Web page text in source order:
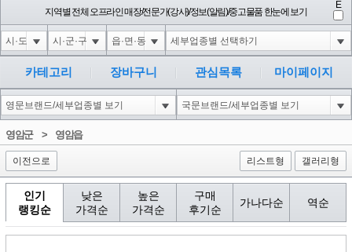
3 익스
아이콘
4 미끄럼방지
아이콘
5 대성설렁탕
아이콘
-16
6 1-1 waitfor delay '0:0:15' --
아이콘
0
1
지역별 전체 오프라인 매장/전문가(강사)/정보(알림)/중고물품 한눈에 보기
E
카테고리 장바구니 관심목록 마이페이지
영암군> 영암읍
이전으로 리스트형 갤러리형
인기
랭킹순
낮은
가격순
높은
가격순
구매
후기순
가나다순 역순